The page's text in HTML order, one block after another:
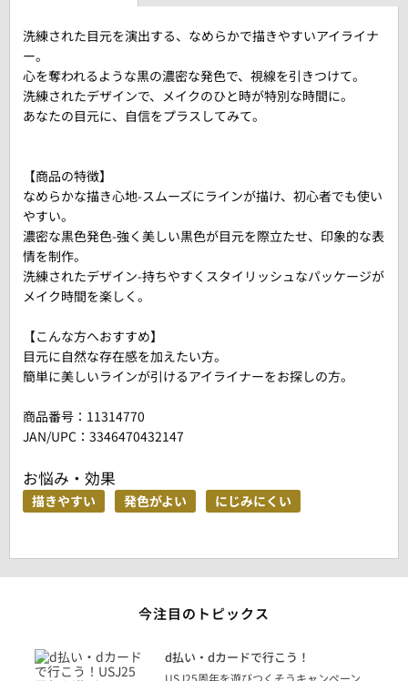
洗練された目元を演出する、なめらかで描きやすいアイライナ
ー。
心を奪われるような黒の濃密な発色で、視線を引きつけて。
洗練されたデザインで、メイクのひと時が特別な時間に。
あなたの目元に、自信をプラスしてみて。
【商品の特徴】
なめらかな描き心地-スムーズにラインが描け、初心者でも使い
やすい。
濃密な黒色発色-強く美しい黒色が目元を際立たせ、印象的な表
情を制作。
洗練されたデザイン-持ちやすくスタイリッシュなパッケージが
メイク時間を楽しく。
【こんな方へおすすめ】
目元に自然な存在感を加えたい方。
簡単に美しいラインが引けるアイライナーをお探しの方。
商品番号： 11314770
JAN/UPC：3346470432147
お悩み・効果
描きやすい 発色がよい にじみにくい
今注目のトピックス
d払い・dカードで行こう！
USJ25周年を遊びつくそうキャンペーン